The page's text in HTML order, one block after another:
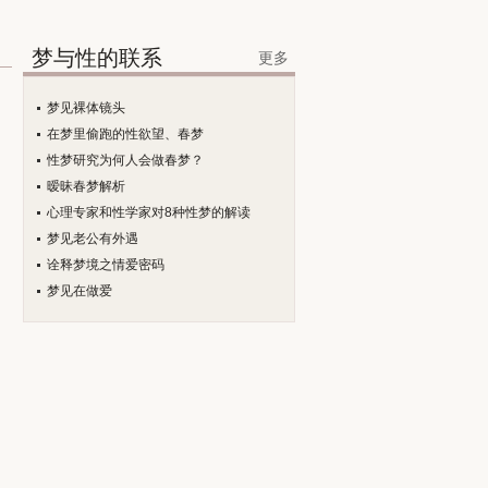
梦与性的联系 更多
梦见裸体镜头
在梦里偷跑的性欲望、春梦
性梦研究为何人会做春梦？
暧昧春梦解析
心理专家和性学家对8种性梦的解读
梦见老公有外遇
诠释梦境之情爱密码
梦见在做爱